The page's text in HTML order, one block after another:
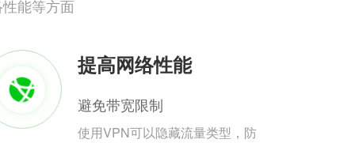
能等方面
提高网络性能
避免带宽限制
使用VPN可以隐藏流量类型，防